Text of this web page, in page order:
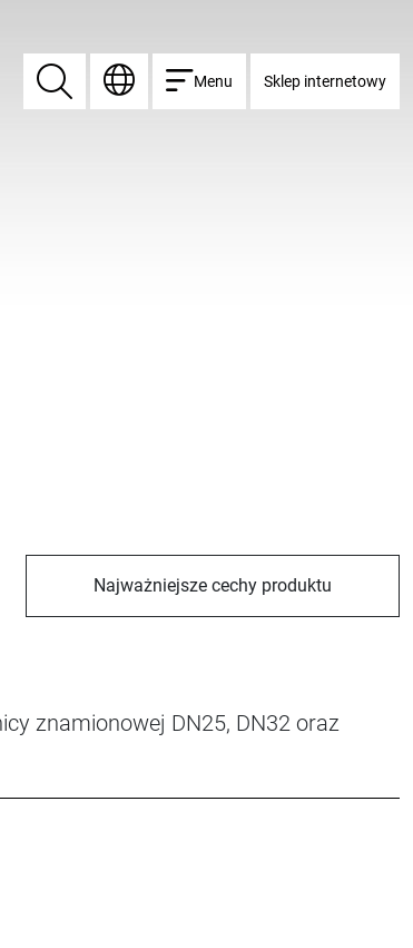
Znajdź
Znajdź Menu Sklep internetowy
Najważniejsze cechy produktu
znamionowej DN25, DN32 oraz